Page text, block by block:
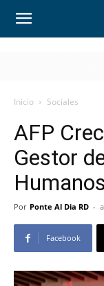
Inicio Sociales
AFP
Gestor
Humanos
Por Ponte Al Dia RD -
Facebook